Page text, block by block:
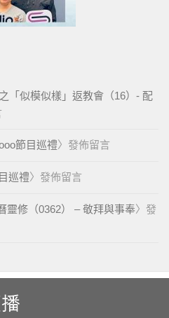
「似模似樣」返教會（16）- 配
節目巡禮〉發佈留言
巡禮〉發佈留言
靈修（0362） – 敬拜與事奉〉發